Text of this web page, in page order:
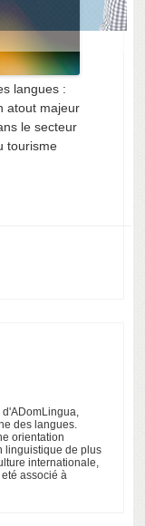
langues :
atout majeur
le secteur
tourisme
des langues.
orientation
linguistique de plus
internationale,
associé à